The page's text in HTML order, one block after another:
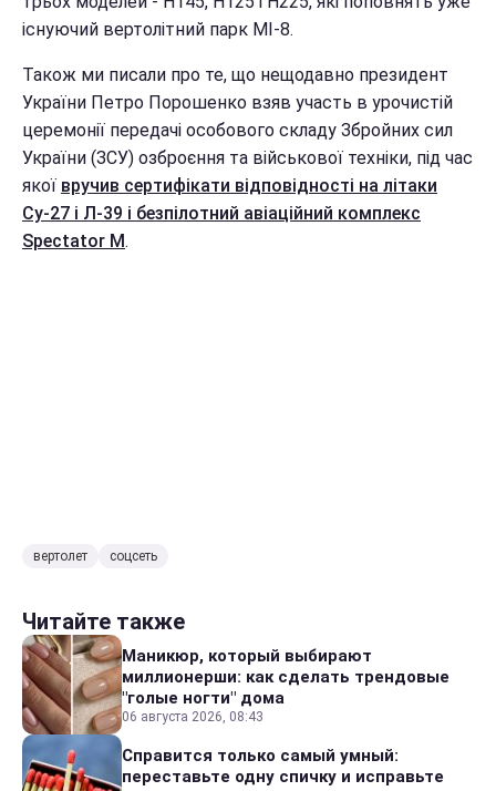
існуючий вертолітний парк МІ-8.
Також ми писали про те, що нещодавно президент
України Петро Порошенко взяв участь в урочистій
церемонії передачі особового складу Збройних сил
України (ЗСУ) озброєння та військової техніки, під час
якої вручив сертифікати відповідності на літаки
Су-27 і Л-39 і безпілотний авіаційний комплекс
Spectator M.
вертолет соцсеть
Читайте также
Маникюр, который выбирают
миллионерши: как сделать трендовые
"голые ногти" дома
06 августа 2026, 08:43
Справится только самый умный:
переставьте одну спичку и исправьте